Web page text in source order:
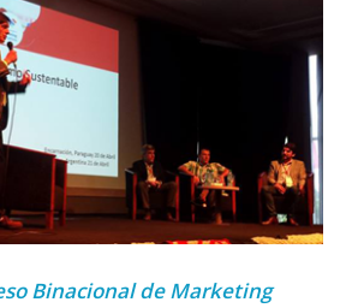
Binacional de Marketing